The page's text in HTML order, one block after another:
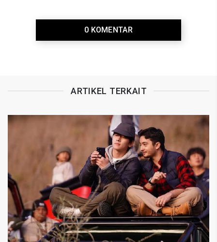
0 KOMENTAR
ARTIKEL TERKAIT